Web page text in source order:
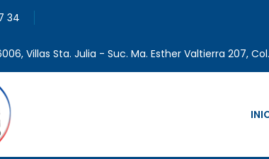
34
Villas Sta. Julia - Suc. Ma. Esther Valtierra 207,